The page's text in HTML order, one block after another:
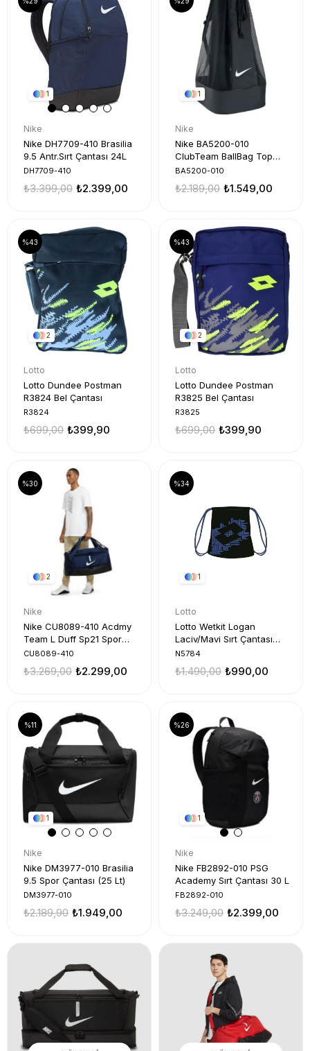
1
Nike
Nike DH7709-410 Brasilia
9.5 Antr.Sırt Çantası 24L
DH7709-410
₺2.399,00
₺3.399,00
1
Nike
Nike BA5200-010
ClubTeam BallBag Top
Taşıma Çanta
BA5200-010
₺1.549,00
₺2.189,00
2
Lotto
Lotto Dundee Postman
R3824 Bel Çantası
R3824
₺399,90
₺699,00
%43
2
Lotto
Lotto Dundee Postman
R3825 Bel Çantası
R3825
₺399,90
₺699,00
%43
2
Nike
Nike CU8089-410 Acdmy
Team L Duff Sp21 Spor
Çanta
CU8089-410
₺2.299,00
₺3.269,00
%30
1
Lotto
Lotto Wetkit Logan
Laciv/Mavi Sırt Çantası
N5784
N5784
₺990,00
₺1.490,00
%34
1
Nike
Nike DM3977-010 Brasilia
9.5 Spor Çantası (25 Lt)
DM3977-010
₺1.949,00
₺2.189,90
%11
1
Nike
Nike FB2892-010 PSG
Academy Sırt Çantası 30 L
FB2892-010
₺2.399,00
₺3.249,00
%26